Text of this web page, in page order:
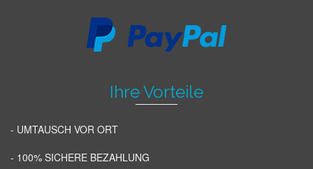
Ihre Vorteile
- UMTAUSCH VOR ORT
- 100% SICHERE BEZAHLUNG